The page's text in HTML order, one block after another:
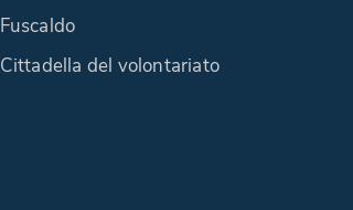
Fuscaldo
Cittadella del volontariato